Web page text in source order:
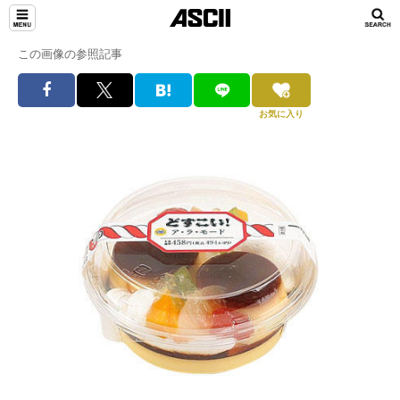
この画像の参照記事
お気に入り